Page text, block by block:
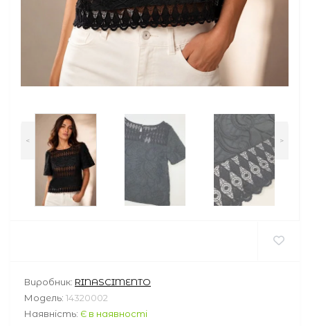
< >
Виробник: RINASCIMENTO
Модель: 14320002
Наявність: Є в наявності